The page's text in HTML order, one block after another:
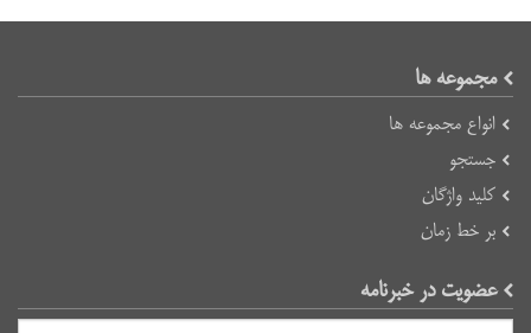
مجموعه ها
انواع مجموعه ها
جستجو
کلید واژگان
بر خط زمان
عضویت در خبرنامه